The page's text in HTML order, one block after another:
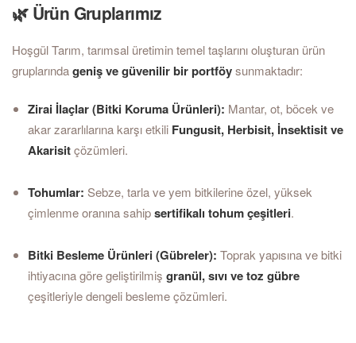
🌿 Ürün Gruplarımız
Hoşgül Tarım, tarımsal üretimin temel taşlarını oluşturan ürün
gruplarındageniş ve güvenilir bir portföysunmaktadır:
Zirai İlaçlar (Bitki Koruma Ürünleri): Mantar, ot, böcek ve
akar zararlılarına karşı etkili Fungusit, Herbisit, İnsektisit ve
Akarisitçözümleri.
Tohumlar: Sebze, tarla ve yem bitkilerine özel, yüksek
çimlenme oranına sahipsertifikalı tohum çeşitleri.
Bitki Besleme Ürünleri (Gübreler): Toprak yapısına ve bitki
ihtiyacına göre geliştirilmiş granül, sıvı ve toz gübre
çeşitleriyle dengeli besleme çözümleri.